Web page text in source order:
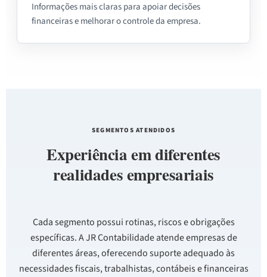
Informações mais claras para apoiar decisões
financeiras e melhorar o controle da empresa.
SEGMENTOS ATENDIDOS
Experiência em diferentes
realidades empresariais
Cada segmento possui rotinas, riscos e obrigações
específicas. A JR Contabilidade atende empresas de
diferentes áreas, oferecendo suporte adequado às
necessidades fiscais, trabalhistas, contábeis e financeiras